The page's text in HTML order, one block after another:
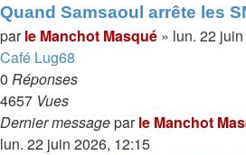
Quand Samsaoul arrête les
parle Manchot Masqué » lun. 22
Café Lug68
0 Réponses
4657 Vues
Dernier messageparle Manchot
lun. 22 juin 2026, 12:15